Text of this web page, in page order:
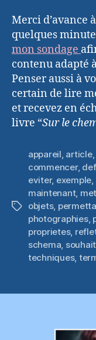
Merci d’avance
quelques
mon sondage
contenu adapté
Penser aussi à
certain de lire
et recevez en
livre “Sur le
Étiquettes
appareil, article,
commencer,
eviter, exemple,
maintenant,
objets,
photographies,
proprietes,
schema,
techniques,